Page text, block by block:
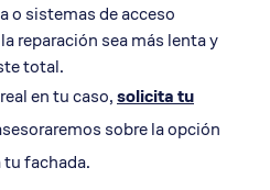
o sistemas de acceso
reparación sea más lenta y
total.
en tu caso,solicita tu
sobre la opción
tu fachada.